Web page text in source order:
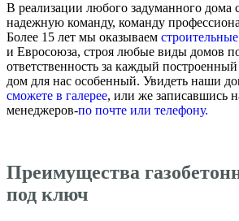
В реализации любого задуманного дома
надежную команду, команду
Более 15 лет мы оказываем
и Евросоюза, строя любые виды домов
ответственность за каждый
дом для нас особенный. Увидеть наши
сможете в галерее, или же записавшись
менеджеров-по почте или телефону.
Преимущества
под ключ